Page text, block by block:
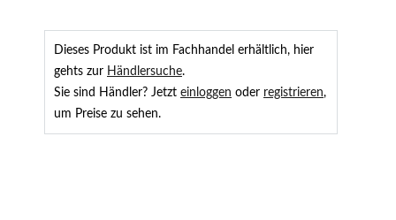
Dieses Produkt ist im Fachhandel erhältlich, hier
gehts zur Händlersuche.
Sie sind Händler? Jetzt einloggen oder registrieren,
um Preise zu sehen.